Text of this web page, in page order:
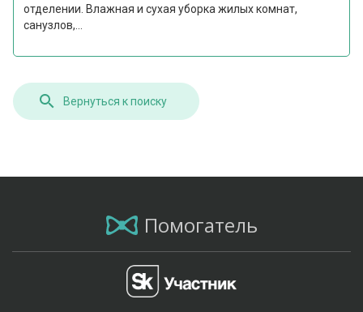
отделении. Влажная и сухая уборка жилых комнат,
санузлов,...
Вернуться к поиску
Помогатель